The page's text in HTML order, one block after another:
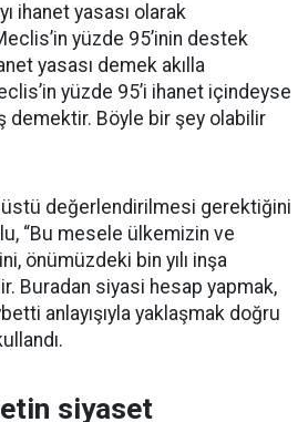
ihanet yasası olarak
yüzde 95’inin destek
yasası demek akılla
yüzde 95’i ihanet içindeyse
demektir. Böyle bir şey olabilir
değerlendirilmesi gerektiğini
“Bu mesele ülkemizin ve
önümüzdeki bin yılı inşa
Buradan siyasi hesap yapmak,
anlayışıyla yaklaşmak doğru
siyaset